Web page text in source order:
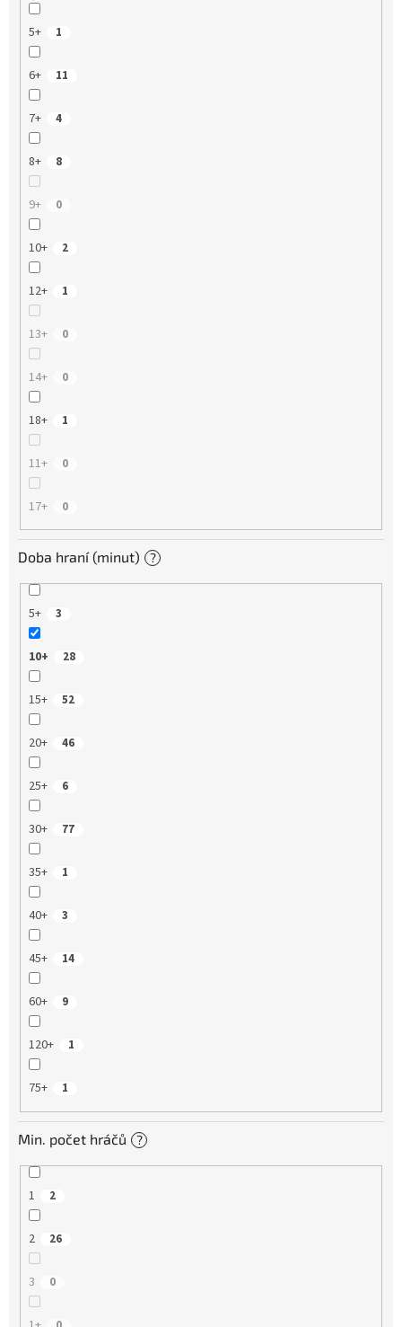
5+ 1
6+ 11
7+ 4
8+ 8
9+ 0
10+ 2
12+ 1
13+ 0
14+ 0
18+ 1
11+ 0
17+ 0
Doba hraní (minut) ?
5+ 3
10+ 28
15+ 52
20+ 46
25+ 6
30+ 77
35+ 1
40+ 3
45+ 14
60+ 9
120+ 1
75+ 1
Min. počet hráčů ?
1 2
2 26
3 0